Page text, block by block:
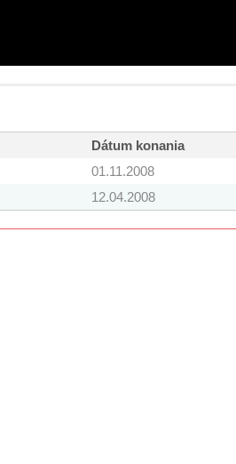
Dátum konania
01.11.2008
12.04.2008